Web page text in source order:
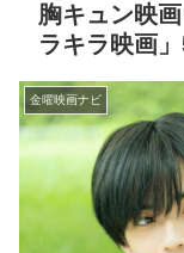
胸キュン映
ラキラ映画
金曜映画ナビ